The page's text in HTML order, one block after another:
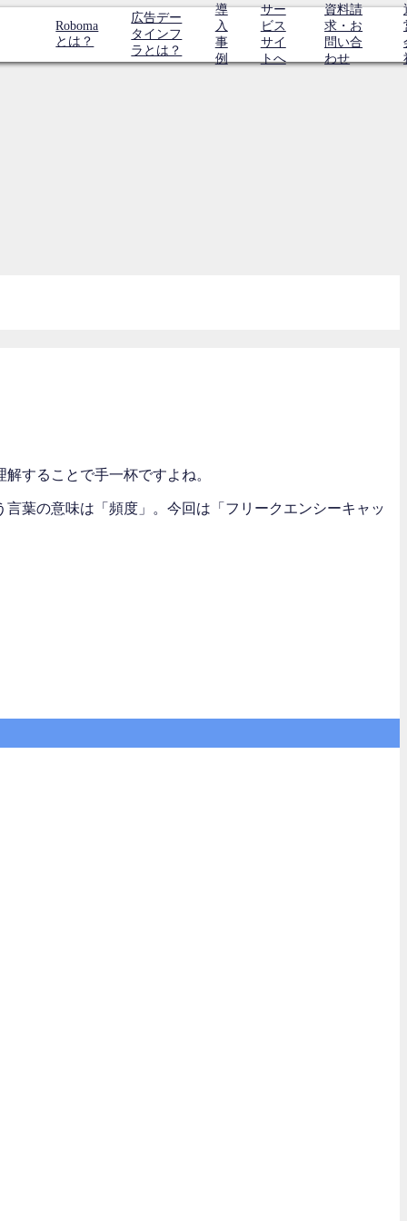
Roboma
とは？
広告デー
タインフ
ラとは？
導
入
事
例
サー
ビス
サイ
トへ
資料請
求・お
問い合
わせ
することで手一杯ですよね。
葉の意味は「頻度」。今回は「フリークエンシーキャッ